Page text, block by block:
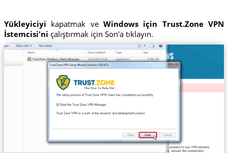
Yükleyiciyi kapatmak ve Windows için Trust.Zone VPN
İstemcisi'ni çalıştırmak için Son'a tıklayın.